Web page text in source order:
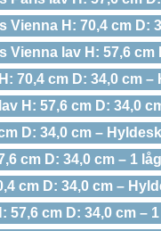
H: 70,4 cm D:
lav H: 57,6
70,4 cm D: 34,0 cm
H: 57,6 cm D: 34,0
D: 34,0 cm –
cm D: 34,0 cm – 1
cm D: 34,0 cm –
cm D: 34,0 cm –